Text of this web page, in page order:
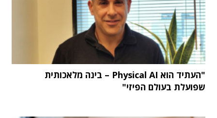
"העתיד הוא Physical AI – בינה מלאכותית
שפועלת בעולם הפיזי"